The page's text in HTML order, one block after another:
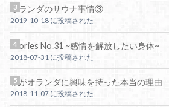
オランダのサウナ事情③
2019-10-18 に投稿された
Stories No.31 ~感情を解放したい身体~
2018-07-31 に投稿された
私がオランダに興味を持った本当の理由
2018-11-07 に投稿された